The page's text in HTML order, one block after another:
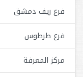
فرع ريف دمشق
فرع طرطوس
مركز المعرفة